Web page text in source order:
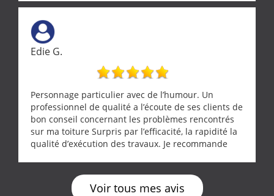
demande de l écoute et de la considération, ce qui
ne se trouve que chez les pationnés de leur métier.
Merci a ce monsieur pour sa disponibilité
Edie G.
Personnage particulier avec de l’humour. Un
professionnel de qualité a l’écoute de ses clients de
bon conseil concernant les problèmes rencontrés
sur ma toiture Surpris par l’efficacité, la rapidité la
qualité d’exécution des travaux. Je recommande
Voir tous mes avis